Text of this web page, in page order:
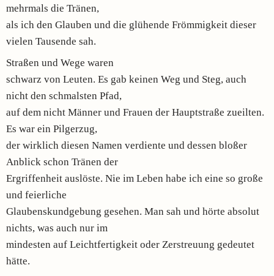
mehrmals die Tränen,
als ich den Glauben und die glühende Frömmigkeit dieser
vielen Tausende sah.
Straßen und Wege waren
schwarz von Leuten. Es gab keinen Weg und Steg, auch
nicht den schmalsten Pfad,
auf dem nicht Männer und Frauen der Hauptstraße zueilten.
Es war ein Pilgerzug,
der wirklich diesen Namen verdiente und dessen bloßer
Anblick schon Tränen der
Ergriffenheit auslöste. Nie im Leben habe ich eine so große
und feierliche
Glaubenskundgebung gesehen. Man sah und hörte absolut
nichts, was auch nur im
mindesten auf Leichtfertigkeit oder Zerstreuung gedeutet
hätte.